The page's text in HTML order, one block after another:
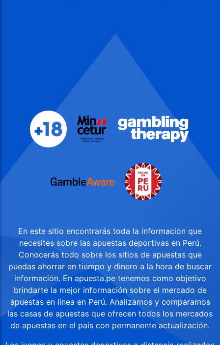
En este sitio encontrarás toda la información que
necesites sobre las apuestas deportivas en Perú.
Conocerás todo sobre los sitios de apuestas que
puedas ahorrar en tiempo y dinero a la hora de buscar
información. En apuesta.pe tenemos como objetivo
brindarte la mejor información sobre el mercado de
apuestas en línea en Perú. Analizamos y comparamos
las casas de apuestas que ofrecen todos los mercados
de apuestas en el país con permanente actualización.